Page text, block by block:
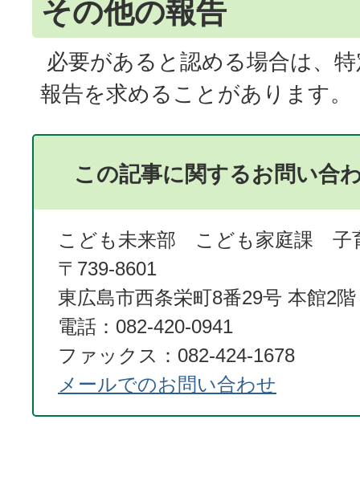
その他の報告
必要があると認める場合は、
報告を求めることがあります。
この記事に関するお問い合
こども未来部 こども家庭課 子
〒739-8601
東広島市西条栄町8番29号 本館2階
電話：082-420-0941
ファックス：082-424-1678
メールでのお問い合わせ